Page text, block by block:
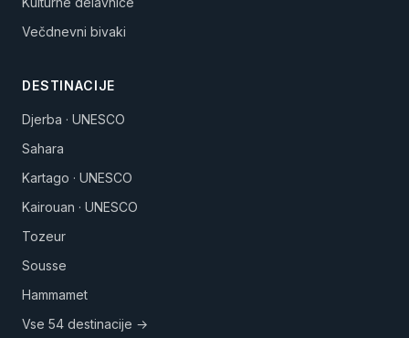
Večdnevni bivaki
DESTINACIJE
Djerba · UNESCO
Sahara
Kartago · UNESCO
Kairouan · UNESCO
Tozeur
Sousse
Hammamet
Vse 54 destinacije →